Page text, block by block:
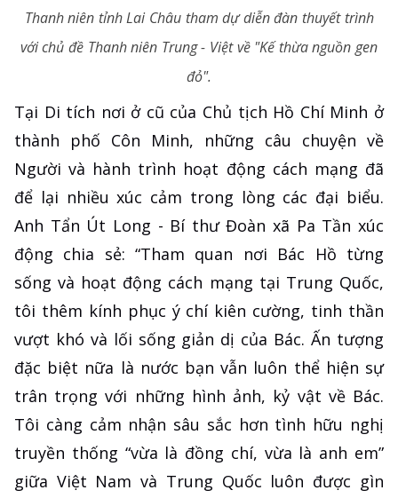
Thanh niên tỉnh Lai Châu tham dự diễn đàn thuyết trình
với chủ đề Thanh niên Trung - Việt về "Kế thừa nguồn gen
đỏ".
Tại Di tích nơi ở cũ của Chủ tịch Hồ Chí Minh ở
thành phố Côn Minh, những câu chuyện về
Người và hành trình hoạt động cách mạng đã
để lại nhiều xúc cảm trong lòng các đại biểu.
Anh Tẩn Út Long - Bí thư Đoàn xã Pa Tần xúc
động chia sẻ: “Tham quan nơi Bác Hồ từng
sống và hoạt động cách mạng tại Trung Quốc,
tôi thêm kính phục ý chí kiên cường, tinh thần
vượt khó và lối sống giản dị của Bác. Ấn tượng
đặc biệt nữa là nước bạn vẫn luôn thể hiện sự
trân trọng với những hình ảnh, kỷ vật về Bác.
Tôi càng cảm nhận sâu sắc hơn tình hữu nghị
truyền thống “vừa là đồng chí, vừa là anh em”
giữa Việt Nam và Trung Quốc luôn được gìn